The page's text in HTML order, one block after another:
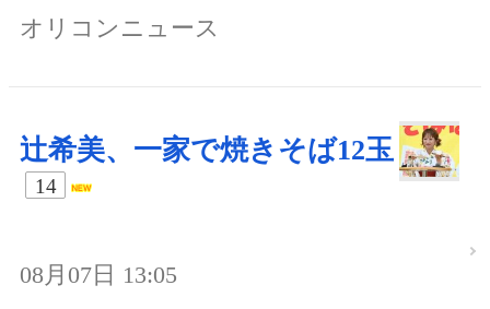
オリコンニュース
辻希美、一家で焼きそば12玉
14
08月07日 13:05